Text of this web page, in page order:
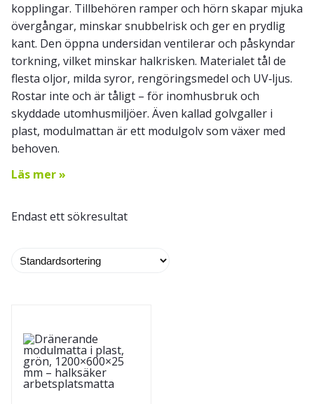
kopplingar. Tillbehören ramper och hörn skapar mjuka
övergångar, minskar snubbelrisk och ger en prydlig
kant. Den öppna undersidan ventilerar och påskyndar
torkning, vilket minskar halkrisken. Materialet tål de
flesta oljor, milda syror, rengöringsmedel och UV‑ljus.
Rostar inte och är tåligt – för inomhusbruk och
skyddade utomhusmiljöer. Även kallad golvgaller i
plast, modulmattan är ett modulgolv som växer med
behoven.
Läs mer »
Endast ett sökresultat